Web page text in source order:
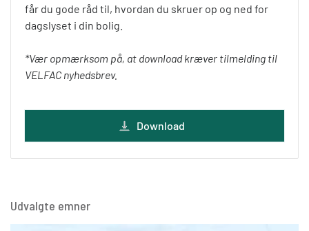
får du gode råd til, hvordan du skruer op og ned for
dagslyset i din bolig.
*Vær opmærksom på, at download kræver tilmelding til
VELFAC nyhedsbrev.
Download
Udvalgte emner